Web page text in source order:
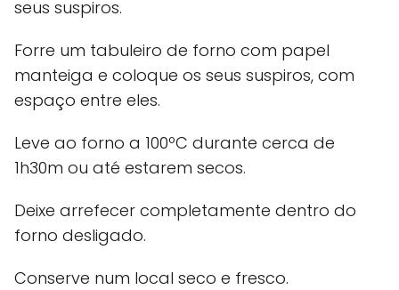
seus suspiros.
Forre um tabuleiro de forno com papel
manteiga e coloque os seus suspiros, com
espaço entre eles.
Leve ao forno a 100ºC durante cerca de
1h30m ou até estarem secos.
Deixe arrefecer completamente dentro do
forno desligado.
Conserve num local seco e fresco.